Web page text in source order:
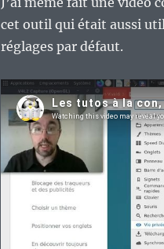
cet outil qui était aussi
réglages par défaut.